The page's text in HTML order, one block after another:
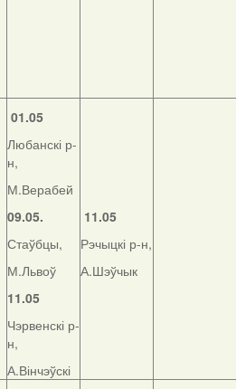
01.05
Любанскі р-
н,
М.Верабей
09.05.
Стаўбцы,
М.Львоў
11.05
Чэрвенскі р-
н,
А.Вінчэўскі
11.05
Рэчыцкі р-н,
А.Шэўчык